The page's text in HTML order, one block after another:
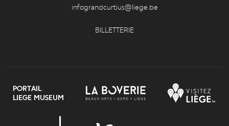
infograndcurtius@liege.be
BILLETTERIE